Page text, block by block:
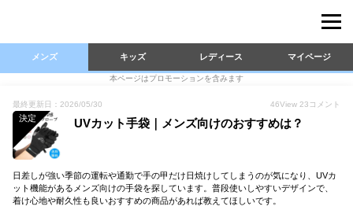
メンズ キッズ レディース マイページ
本ページはプロモーションを含みます
最終更新日：2026/05/30 46View 23 コメント
決定 UVカット手袋｜メンズ向けのおすすめは？
日差しが強い季節の運転や通勤で手の甲だけ日焼けしてしまうのが気になり、UVカ
ット機能があるメンズ向けの手袋を探しています。普段使いしやすいデザインで、
着け心地や耐久性も良いおすすめの商品があれば教えてほしいです。